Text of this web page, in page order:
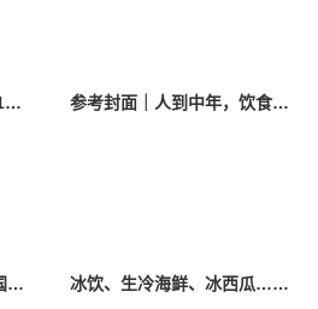
《咕噜比事务所》定档8月10日 聚焦儿童情绪教育助力健康成长 参考封面｜人到中年，饮食该如何调整？
海淘怕买到假？2026原装国产羊奶粉靠谱的正规品牌有哪些？ 冰饮、生冷海鲜、冰西瓜……泉州人夏季“标配”饮食极易引发胃肠炎